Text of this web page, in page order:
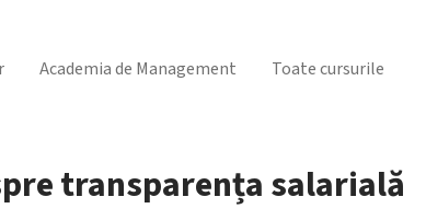
Academia de Management Toate cursurile
transparența salarială